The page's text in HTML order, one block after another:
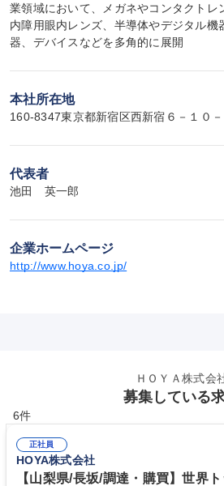
業領域において、メガネやコンタクトレ
内障用眼内レンズ、半導体やデジタル機
器、デバイスなどを多角的に展開
本社所在地
160-8347東京都新宿区西新宿６－１０－
代表者
池田　英一郎
企業ホームページ
http://www.hoya.co.jp/
ＨＯＹＡ株式会
募集している
6件
正社員
HOYA株式会社
【山梨県/長坂/調達・購買】世界